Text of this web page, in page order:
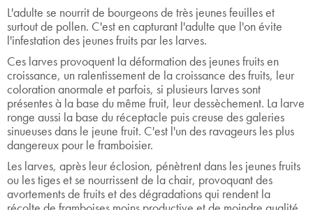
L'adulte se nourrit de bourgeons de très jeunes feuilles et
surtout de pollen. C'est en capturant l'adulte que l'on évite
l'infestation des jeunes fruits par les larves.
Ces larves provoquent la déformation des jeunes fruits en
croissance, un ralentissement de la croissance des fruits, leur
coloration anormale et parfois, si plusieurs larves sont
présentes à la base du même fruit, leur dessèchement. La larve
ronge aussi la base du réceptacle puis creuse des galeries
sinueuses dans le jeune fruit. C'est l'un des ravageurs les plus
dangereux pour le framboisier.
Les larves, après leur éclosion, pénètrent dans les jeunes fruits
ou les tiges et se nourrissent de la chair, provoquant des
avortements de fruits et des dégradations qui rendent la